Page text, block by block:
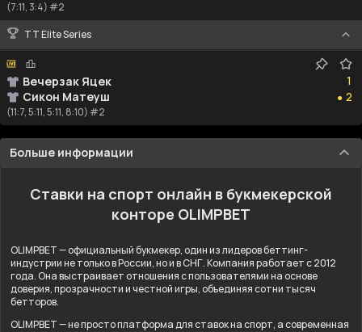
(7:11, 3:4) #2
TT Elite Series
Вечерзак Яцек
Сикон Матеуш
1
1
●
2
2
(11:7, 5:11, 5:11, 8:10) #2
Больше информации
Ставки на спорт онлайн в букмекерской
конторе OLIMPBET
OLIMPBET — официальный букмекер, один из лидеров беттинг-
индустрии не только в России, но и в СНГ. Компания работает с 2012
года. Она выстраивает отношения с пользователями на основе
доверия, прозрачности и честной игры, объединяя сотни тысяч
бетторов.
OLIMPBET — не просто платформа для ставок на спорт, а современная